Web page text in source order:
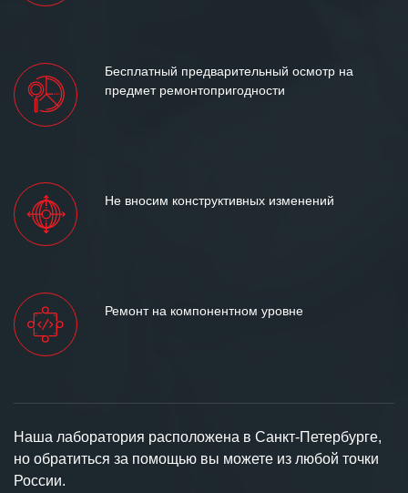
Бесплатный предварительный осмотр на
предмет ремонтопригодности
Не вносим конструктивных изменений
Ремонт на компонентном уровне
Наша лаборатория расположена в Санкт-Петербурге,
но обратиться за помощью вы можете из любой точки
России.